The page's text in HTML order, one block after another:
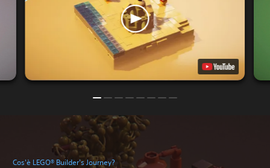
Cos'è LEGO® Builder's Journey?